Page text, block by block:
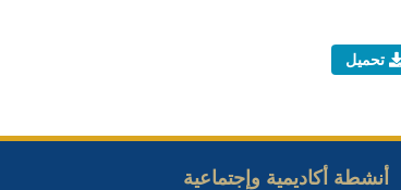
تحميل
أنشطة أكاديمية وإجتماعية